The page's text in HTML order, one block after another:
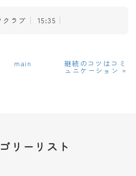
クラブ 15:35
main 継続のコツはコミ
ュニケーション »
リーリスト